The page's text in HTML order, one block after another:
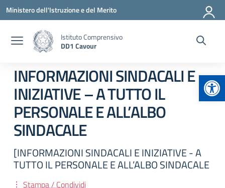
Vai ai contenuti
Vai al menu di navigazione
Vai al footer
Ministero dell'Istruzione e del Merito
Istituto Comprensivo
DD1 Cavour
INFORMAZIONI SINDACALI E
INIZIATIVE – A TUTTO IL
PERSONALE E ALL’ALBO
SINDACALE
[INFORMAZIONI SINDACALI E INIZIATIVE - A
TUTTO IL PERSONALE E ALL’ALBO SINDACALE
Stampa / Condividi